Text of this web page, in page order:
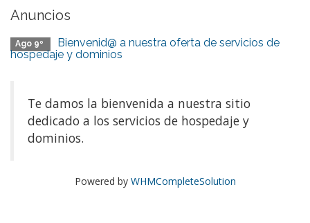
Anuncios
Ago 9º
Bienvenid@ a nuestra oferta de servicios de
hospedaje y dominios
Te damos la bienvenida a nuestra sitio
dedicado a los servicios de hospedaje y
dominios.
Powered by WHMCompleteSolution